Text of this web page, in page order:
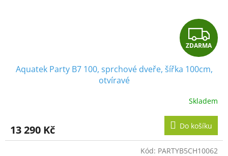
Z
D
A
R
M
A
ZDARMA
Aquatek Party B7 100, sprchové dveře, šířka 100cm,
otvíravé
Skladem
13 290 Kč Do košíku
Kód: PARTYB5CH10062